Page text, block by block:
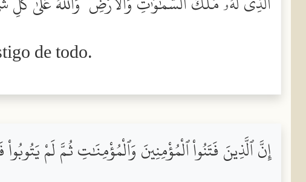
de todo.
إِنَّ ٱلَّذِينَ فَتَنُواْ ٱلْمُؤْمِنِينَ وَٱلْمُؤْمِنَٰتِ ثُمَّ لَمْ